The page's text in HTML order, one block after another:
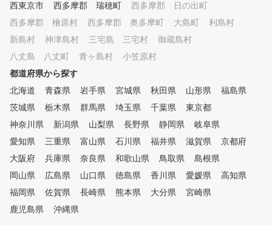
西東京市
西多摩郡 瑞穂町
西多摩郡 日の出町
西多摩郡 檜原村
西多摩郡 奥多摩町 大島町
利島村
新島村
神津島村 三宅島 三宅村
御蔵島村
八丈島 八丈町
青ヶ島村
小笠原村
都道府県から探す
北海道
青森県 岩手県 宮城県 秋田県 山形県
福島県
茨城県
栃木県 群馬県 埼玉県 千葉県
東京都
神奈川県
新潟県 山梨県 長野県 静岡県
岐阜県
愛知県
三重県 富山県 石川県 福井県 滋賀県
京都府
大阪府
兵庫県 奈良県 和歌山県 鳥取県
島根県
岡山県
広島県 山口県 徳島県 香川県 愛媛県
高知県
福岡県
佐賀県 長崎県 熊本県 大分県
宮崎県
鹿児島県
沖縄県